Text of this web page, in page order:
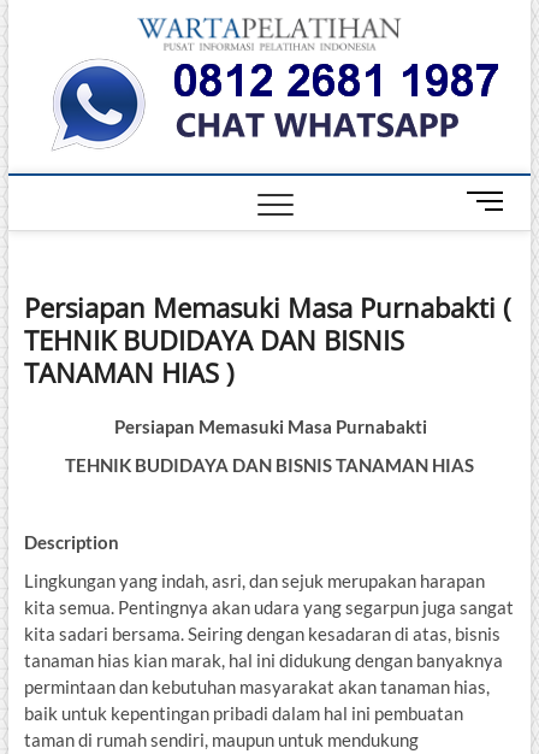
Skip
content
Warta
PELATIHAN
DAN
TERBAIK DI
M
e
B
Persiapan Memasuki Masa Purnabakti (
TEHNIK BUDIDAYA DAN BISNIS
TANAMAN HIAS )
Persiapan Memasuki Masa Purnabakti
TEHNIK BUDIDAYA DAN BISNIS TANAMAN HIAS
Description
Lingkungan yang indah, asri, dan sejuk merupakan harapan
kita semua. Pentingnya akan udara yang segarpun juga sangat
kita sadari bersama. Seiring dengan kesadaran di atas, bisnis
tanaman hias kian marak, hal ini didukung dengan banyaknya
permintaan dan kebutuhan masyarakat akan tanaman hias,
baik untuk kepentingan pribadi dalam hal ini pembuatan
taman di rumah sendiri, maupun untuk mendukung